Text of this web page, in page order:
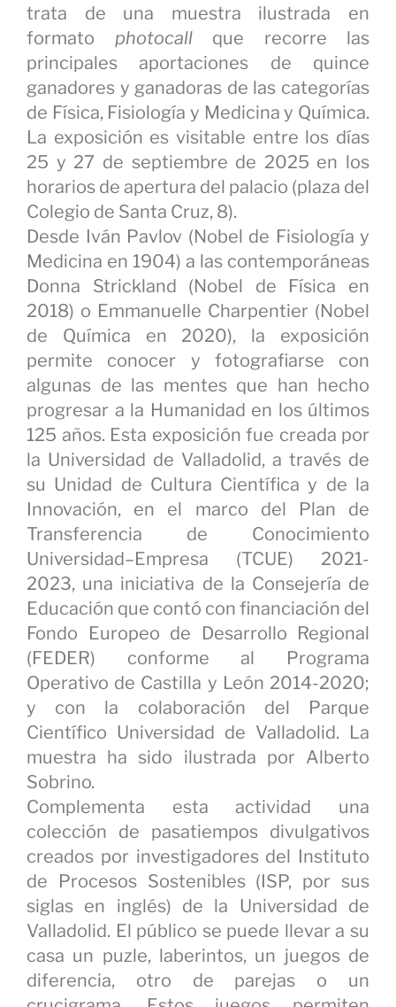
trata de una muestra ilustrada en
formato photocall que recorre las
principales aportaciones de quince
ganadores y ganadoras de las categorías
de Física, Fisiología y Medicina y Química.
La exposición es visitable entre los días
25 y 27 de septiembre de 2025 en los
horarios de apertura del palacio (plaza del
Colegio de Santa Cruz, 8).
Desde Iván Pavlov (Nobel de Fisiología y
Medicina en 1904) a las contemporáneas
Donna Strickland (Nobel de Física en
2018) o Emmanuelle Charpentier (Nobel
de Química en 2020), la exposición
permite conocer y fotografiarse con
algunas de las mentes que han hecho
progresar a la Humanidad en los últimos
125 años. Esta exposición fue creada por
la Universidad de Valladolid, a través de
su Unidad de Cultura Científica y de la
Innovación, en el marco del Plan de
Transferencia de Conocimiento
Universidad–Empresa (TCUE) 2021-
2023, una iniciativa de la Consejería de
Educación que contó con financiación del
Fondo Europeo de Desarrollo Regional
(FEDER) conforme al Programa
Operativo de Castilla y León 2014-2020;
y con la colaboración del Parque
Científico Universidad de Valladolid. La
muestra ha sido ilustrada por Alberto
Sobrino.
Complementa esta actividad una
colección de pasatiempos divulgativos
creados por investigadores del Instituto
de Procesos Sostenibles (ISP, por sus
siglas en inglés) de la Universidad de
Valladolid. El público se puede llevar a su
casa un puzle, laberintos, un juegos de
diferencia, otro de parejas o un